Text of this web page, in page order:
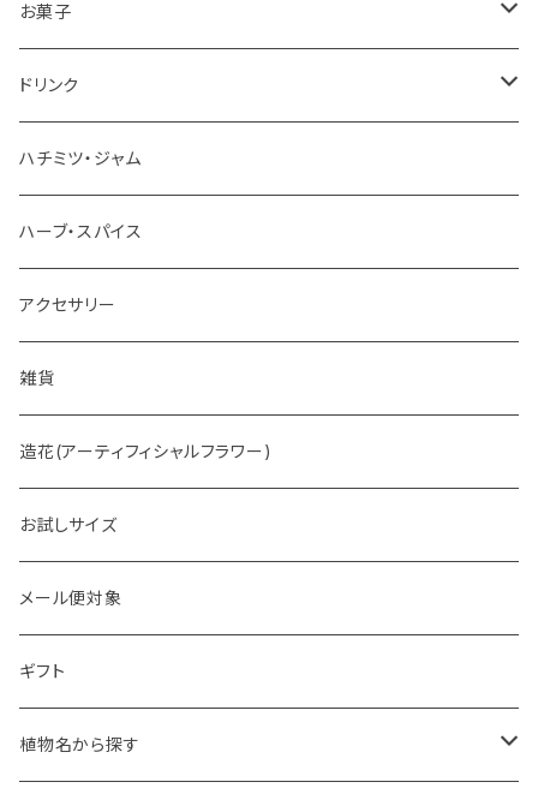
お菓子
チョコレート
ドリンク
お茶
ホットチョコレート
ハチミツ・ジャム
ハーブ・スパイス
アクセサリー
雑貨
造花(アーティフィシャルフラワー)
お試しサイズ
メール便対象
ギフト
植物名から探す